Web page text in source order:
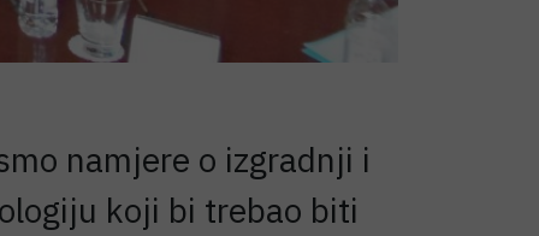
namjere o izgradnji i
koji bi trebao biti